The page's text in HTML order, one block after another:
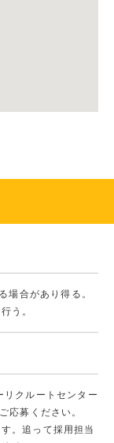
合があり得る。
う。
クルートセンター
募ください。
。追って採用担当